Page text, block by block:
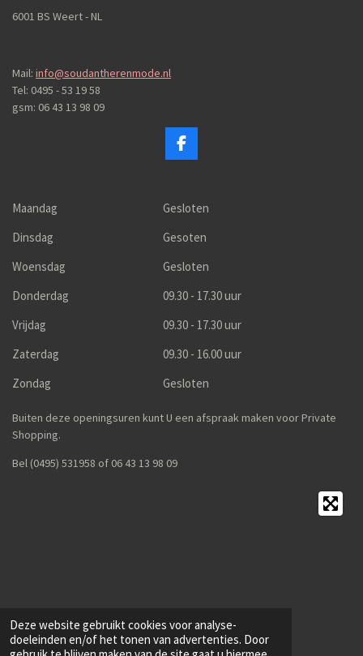
Deze website gebruikt cookies voor analyse-
doeleinden en/of het tonen van advertenties. Door
6001 BS Weert - NL
Mail: info@soudantherenmode.nl
Tel: 0495 - 53 19 58
gsm: 06 43 13 98 09
F
a
b
o
Maandag
Gesloten
Dinsdag
Gesoten
Woensdag
Gesloten
Donderdag
09.30 - 17.30 uur
Vrijdag
09.30 - 17.30 uur
Zaterdag
09.30 - 16.00 uur
Zondag
Gesloten
Buiten deze openingsuren kunt U een afspraak maken voor Private
Shopping.
Bel (0495) 531958 of 06 43 13 98 09